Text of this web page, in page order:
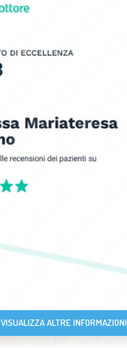
VISUALIZZA ALTRE INFORMAZIONI